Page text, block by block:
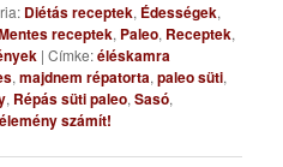
Diétás receptek, Édességek,
receptek, Paleo, Receptek,
|Címke:éléskamra
,majdnem répatorta,paleo süti,
, Répás süti paleo,Sasó,
számít!